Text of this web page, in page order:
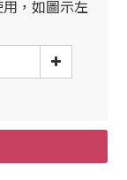
，如圖示左